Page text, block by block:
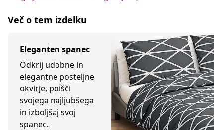
Več o tem izdelku
Eleganten spanec
Odkrij udobne in
elegantne posteljne
okvirje, poišči
svojega najljubšega
in izboljšaj svoj
spanec.